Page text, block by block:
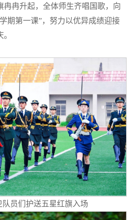
冉冉升起，全体师生齐唱国歌，向
期第一课”，努力以优异成绩迎接
队员们护送五星红旗入场